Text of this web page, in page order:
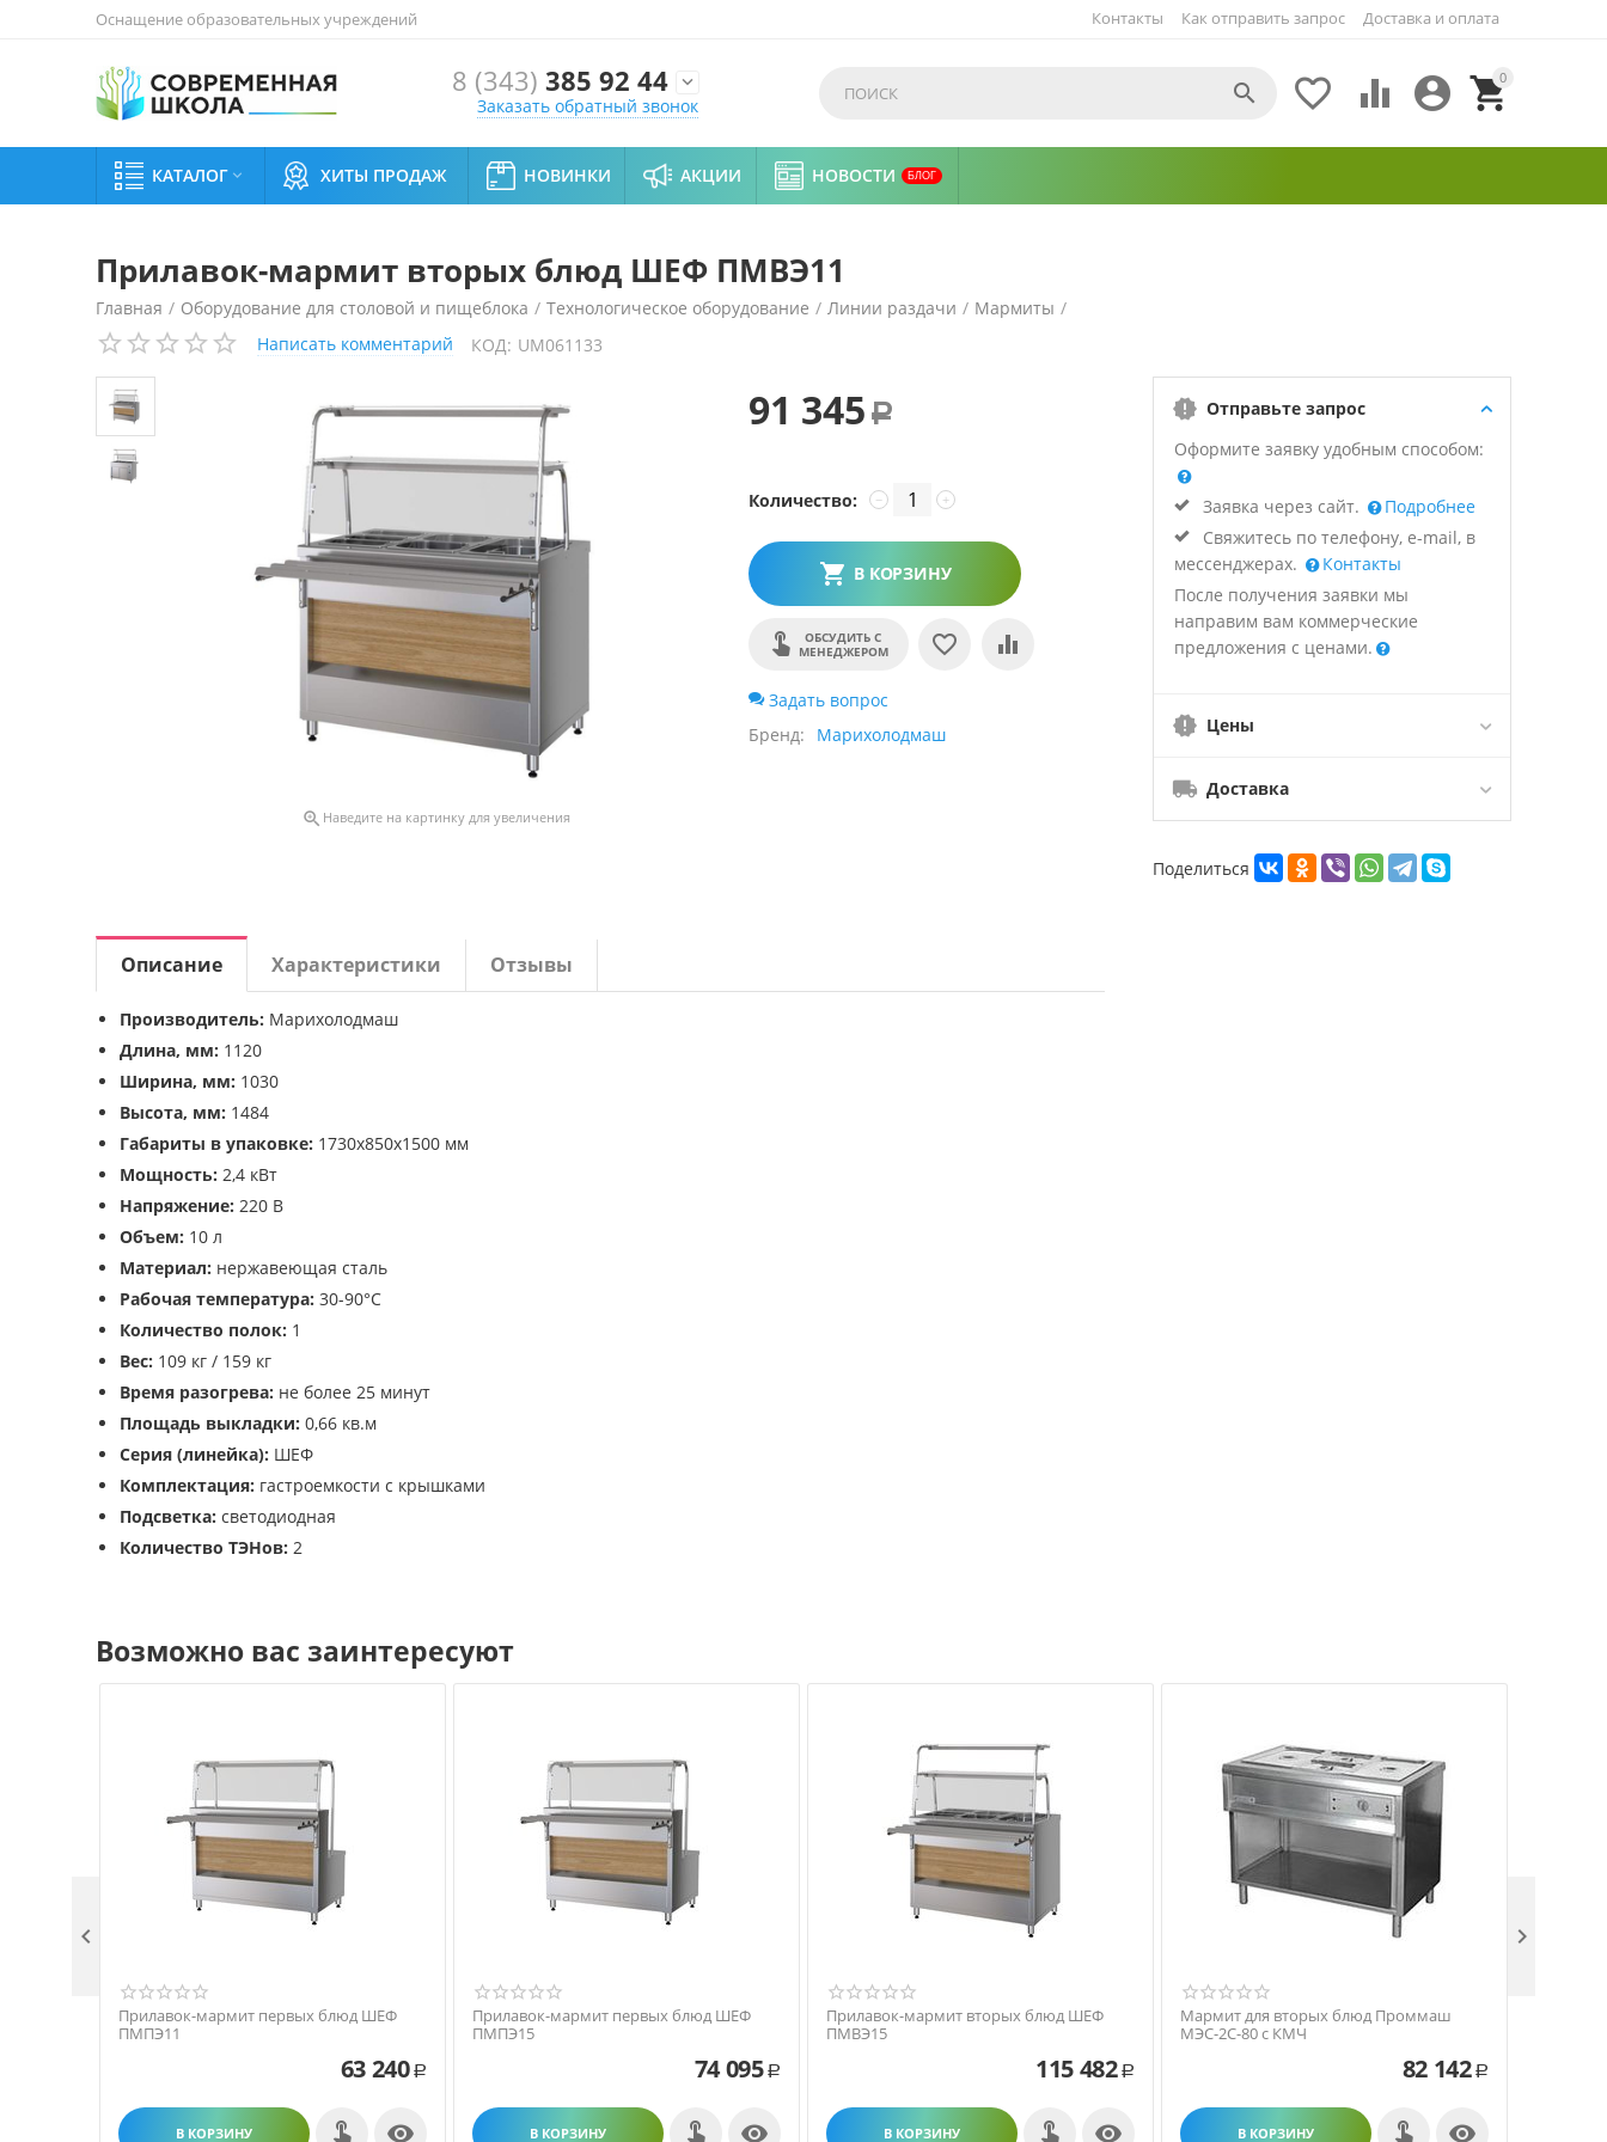
Оснащение образовательных учреждений Как отправить запрос Доставка и оплата
Контакты
8 (343) 385 92 44 
Заказать обратный звонок
0


 

КАТАЛОГ  ХИТЫ ПРОДАЖ НОВИНКИ АКЦИИ НОВОСТИ БЛОГ
Прилавок-мармит вторых блюд ШЕФ ПМВЭ11
Главная / Оборудование для столовой и пищеблока / Технологическое оборудование / Линии раздачи / Мармиты /
Прилавок-мармит вторых блюд ШЕФ ПМВЭ11
Написать комментарий КОД: UM061133
 Наведите на картинку для увеличения
91 345 Р
Количество: +
−
В КОРЗИНУ
ОБСУДИТЬ С
МЕНЕДЖЕРОМ
Задать вопрос
Бренд
Марихолодмаш
Отправьте запрос
Оформите заявку удобным способом:
Заявка через сайт.
Подробнее
Свяжитесь по телефону, e-mail, в
мессенджерах.
Контакты
После получения заявки мы
направим вам коммерческие
предложения с ценами.
Цены
Доставка
Поделиться
Описание Характеристики Отзывы
Производитель: Марихолодмаш
Длина, мм: 1120
Ширина, мм: 1030
Высота, мм: 1484
Габариты в упаковке: 1730х850х1500 мм
Мощность: 2,4 кВт
Напряжение: 220 В
Объем: 10 л
Материал: нержавеющая сталь
Рабочая температура: 30-90°С
Количество полок: 1
Вес: 109 кг / 159 кг
Время разогрева: не более 25 минут
Площадь выкладки: 0,66 кв.м
Серия (линейка): ШЕФ
Комплектация: гастроемкости с крышками
Подсветка: светодиодная
Количество ТЭНов: 2
Возможно вас заинтересуют
Прилавок-мармит первых блюд ШЕФ
ПМПЭ11
63 240 Р
В КОРЗИНУ 
Прилавок-мармит первых блюд ШЕФ
ПМПЭ15
74 095 Р
В КОРЗИНУ 
Прилавок-мармит вторых блюд ШЕФ
ПМВЭ15
115 482 Р
В КОРЗИНУ 
Мармит для вторых блюд Проммаш
МЭС-2С-80 с КМЧ
82 142 Р
В КОРЗИНУ 
 